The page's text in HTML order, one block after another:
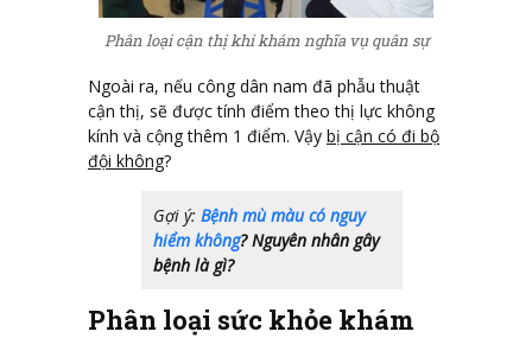
Phân loại cận thị khi khám nghĩa vụ quân sự
Ngoài ra, nếu công dân nam đã phẫu thuật
cận thị, sẽ được tính điểm theo thị lực không
kính và cộng thêm 1 điểm. Vậy bị cận có đi bộ
đội không?
Gợi ý: Bệnh mù màu có nguy
hiểm không? Nguyên nhân gây
bệnh là gì?
Phân loại sức khỏe khám